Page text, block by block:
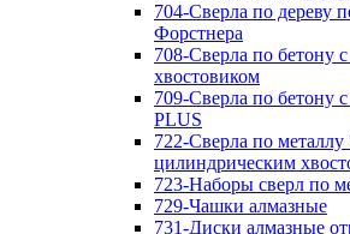
704-Сверла по дереву
Форстнера
708-Сверла по бетону
хвостовиком
709-Сверла по бетону
PLUS
722-Сверла по
цилиндрическим
723-Наборы сверл по
729-Чашки алмазные
731-Диски алмазные